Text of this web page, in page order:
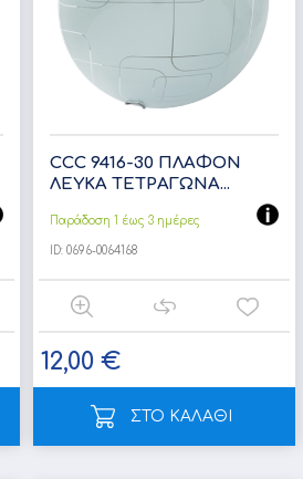
CCC 9416-30 ΠΛΑΦΟΝ
ΛΕΥΚΑ ΤΕΤΡΑΓΩΝΑ...
Παράδοση 1 έως 3 ημέρες
ID: 0696-0064168
12,00 €
ΣΤΟ ΚΑΛΑΘΙ